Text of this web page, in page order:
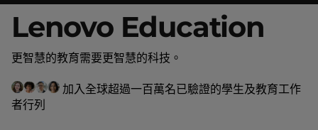
o
v
o
教
Lenovo Education
更智慧的教育需要更智慧的科技。
加入全球超過一百萬名已驗證的學生及教育工作
者行列